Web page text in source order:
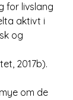
for livslang
aktivt i
og
2017b).
om de